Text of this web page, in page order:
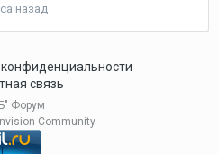
назад
конфиденциальности
связь
Форум
Community